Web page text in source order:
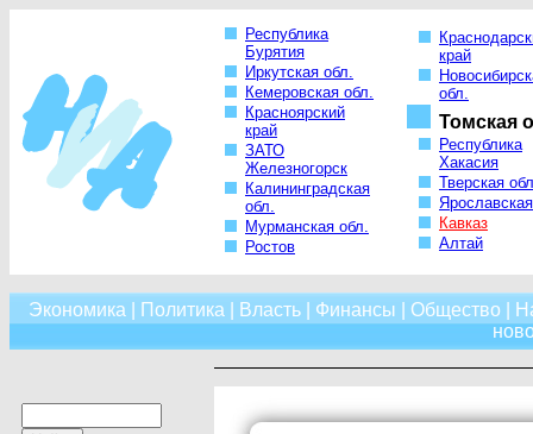
Республика
Бурятия
Иркутская обл.
Кемеровская обл.
Красноярский
край
ЗАТО
Железногорск
Калининградская
обл.
Мурманская обл.
Ростов
край
обл.
Томская
Республика
Хакасия
Тверская
Кавказ
Алтай
Экономика Политика Власть| Финансы Общество